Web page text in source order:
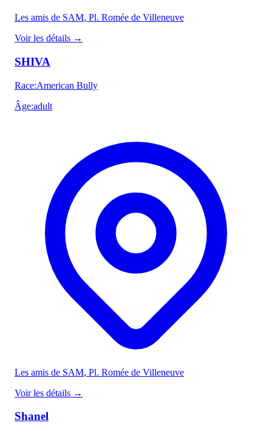
Les amis de SAM, Pl. Romée de Villeneuve
Voir les détails →
SHIVA
Race:American Bully
Âge:adult
Les amis de SAM, Pl. Romée de Villeneuve
Voir les détails →
Shanel